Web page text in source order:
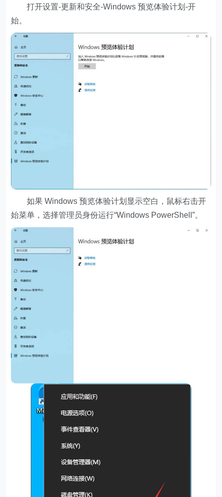
打开设置-更新和安全-Windows 预览体验计划-开
始。
如果 Windows 预览体验计划显示空白，鼠标右击开
始菜单，选择管理员身份运行“Windows PowerShell”。